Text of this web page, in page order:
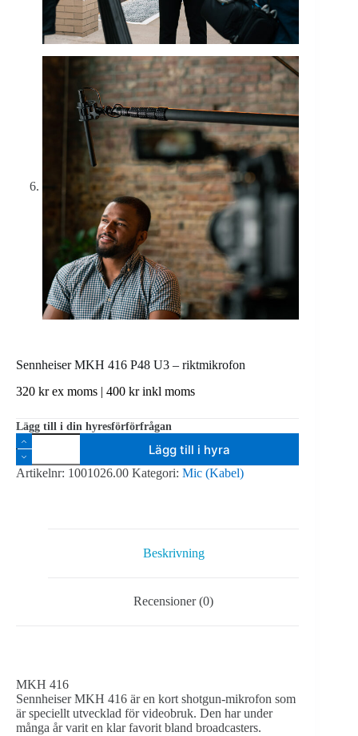
Sennheiser MKH 416 P48 U3 – riktmikrofon
320 krex moms | 400 krinkl moms
Lägg till i din hyresförförfrågan
Sennheiser
MKH
416
P48
Lägg till i hyra
Artikelnr: 1001026.00 Kategori: Mic (Kabel)
Beskrivning
Recensioner (0)
MKH 416
Sennheiser MKH 416 är en kort shotgun-mikrofon som
är speciellt utvecklad för videobruk. Den har under
många år varit en klar favorit bland broadcasters.